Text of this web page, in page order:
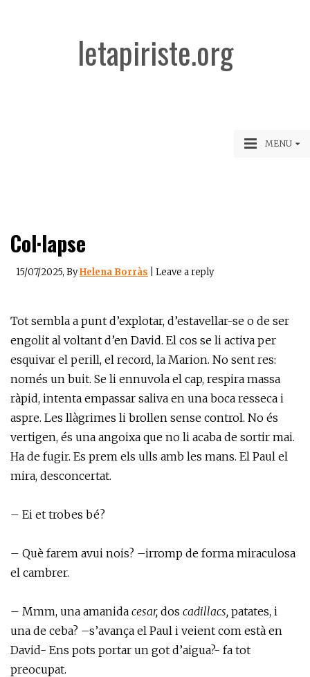
letapiriste.org
MENU
Col·lapse
15/07/2025, ByHelena Borràs Leave a reply
Tot sembla a punt d’explotar, d’estavellar-se o de ser
engolit al voltant d’en David. El cos se li activa per
esquivar el perill, el record, la Marion. No sent res:
només un buit. Se li ennuvola el cap, respira massa
ràpid, intenta empassar saliva en una boca resseca i
aspre. Les llàgrimes li brollen sense control. No és
vertigen, és una angoixa que no li acaba de sortir mai.
Ha de fugir. Es prem els ulls amb les mans. El Paul el
mira, desconcertat.
– Ei et trobes bé?
– Què farem avui nois? –irromp de forma miraculosa
el cambrer.
– Mmm, una amanida cesar, dos cadillacs, patates, i
una de ceba? –s’avança el Paul i veient com està en
David- Ens pots portar un got d’aigua?- fa tot
preocupat.